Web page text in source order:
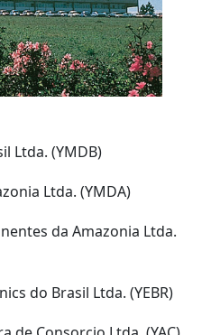
Ltda. (YMDB)
Ltda. (YMDA)
da Amazonia Ltda.
do Brasil Ltda. (YEBR)